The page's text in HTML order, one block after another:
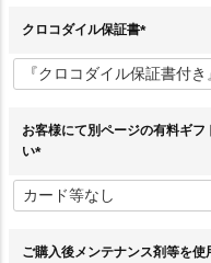
クロコダイル保証書
必
須
お客様にて別ページの有料ギ
い
必
須
ご購入後メンテナンス剤等を